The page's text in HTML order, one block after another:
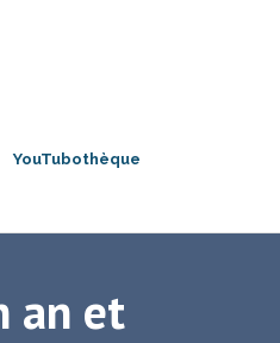
YouTubothèque
an et